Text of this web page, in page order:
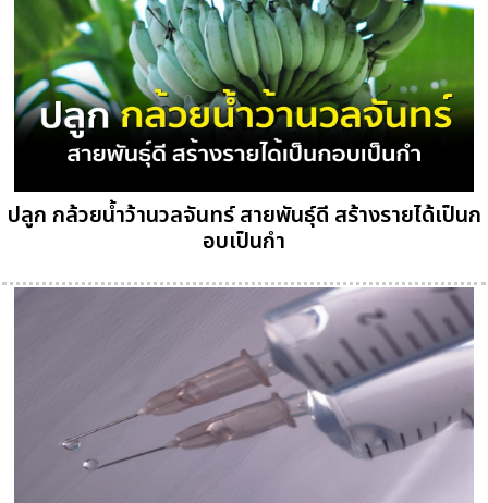
ปลูก กล้วยน้ำว้านวลจันทร์ สายพันธุ์ดี สร้างรายได้เป็นก
อบเป็นกำ